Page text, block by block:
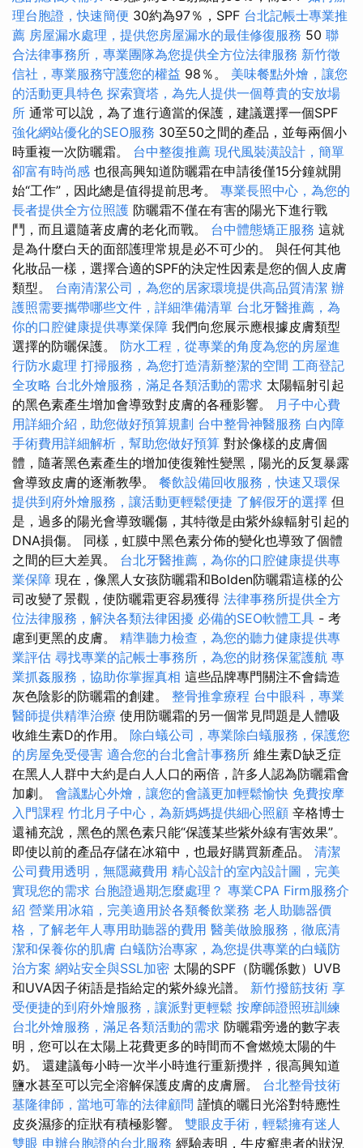
理台胞證，快速簡便 30約為97％，SPF 台北記帳士專業推
薦 房屋漏水處理，提供您房屋漏水的最佳修復服務 50 聯
合法律事務所，專業團隊為您提供全方位法律服務 新竹徵
信社，專業服務守護您的權益 98％。 美味餐點外燴，讓您
的活動更具特色 探索寶塔，為先人提供一個尊貴的安放場
所 通常可以說，為了進行適當的保護，建議選擇一個SPF
強化網站優化的SEO服務 30至50之間的產品，並每兩個小
時重複一次防曬霜。 台中整復推薦 現代風裝潢設計，簡單
卻富有時尚感 也很高興知道防曬霜在申請後僅15分鐘就開
始“工作”，因此總是值得提前思考。 專業長照中心，為您的
長者提供全方位照護 防曬霜不僅在有害的陽光下進行戰
鬥，而且還隨著皮膚的老化而戰。 台中體態矯正服務 這就
是為什麼白天的面部護理常規是必不可少的。 與任何其他
化妝品一樣，選擇合適的SPF的決定性因素是您的個人皮膚
類型。 台南清潔公司，為您的居家環境提供高品質清潔 辦
護照需要攜帶哪些文件，詳細準備清單 台北牙醫推薦，為
你的口腔健康提供專業保障 我們向您展示應根據皮膚類型
選擇的防曬保護。 防水工程，從專業的角度為您的房屋進
行防水處理 打掃服務，為您打造清新整潔的空間 工商登記
全攻略 台北外燴服務，滿足各類活動的需求 太陽輻射引起
的黑色素產生增加會導致對皮膚的各種影響。 月子中心費
用詳細介紹，助您做好預算規劃 台中整骨神醫服務 白內障
手術費用詳細解析，幫助您做好預算 對於像樣的皮膚個
體，隨著黑色素產生的增加使復雜性變黑，陽光的反复暴露
會導致皮膚的逐漸教學。 餐飲設備回收服務，快速又環保
提供到府外燴服務，讓活動更輕鬆便捷 了解假牙的選擇 但
是，過多的陽光會導致曬傷，其特徵是由紫外線輻射引起的
DNA損傷。 同樣，虹膜中黑色素分佈的變化也導致了個體
之間的巨大差異。 台北牙醫推薦，為你的口腔健康提供專
業保障 現在，像黑人女孩防曬霜和Bolden防曬霜這樣的公
司改變了景觀，使防曬霜更容易獲得 法律事務所提供全方
位法律服務，解決各類法律困擾 必備的SEO軟體工具 - 考
慮到更黑的皮膚。 精準聽力檢查，為您的聽力健康提供專
業評估 尋找專業的記帳士事務所，為您的財務保駕護航 專
業抓姦服務，協助你掌握真相 這些品牌專門關注不會鑄造
灰色陰影的防曬霜的創建。 整骨推拿療程 台中眼科，專業
醫師提供精準治療 使用防曬霜的另一個常見問題是人體吸
收維生素D的作用。 除白蟻公司，專業除白蟻服務，保護您
的房屋免受侵害 適合您的台北會計事務所 維生素D缺乏症
在黑人人群中大約是白人人口的兩倍，許多人認為防曬霜會
加劇。 會議點心外燴，讓您的會議更加輕鬆愉快 免費按摩
入門課程 竹北月子中心，為新媽媽提供細心照顧 辛格博士
還補充說，黑色的黑色素只能“保護某些紫外線有害效果”。
即使以前的產品存儲在冰箱中，也最好購買新產品。 清潔
公司費用透明，無隱藏費用 精心設計的室內設計圖，完美
實現您的需求 台胞證過期怎麼處理？ 專業CPA Firm服務介
紹 營業用冰箱，完美適用於各類餐飲業務 老人助聽器價
格，了解老年人專用助聽器的費用 醫美做臉服務，徹底清
潔和保養你的肌膚 白蟻防治專家，為您提供專業的白蟻防
治方案 網站安全與SSL加密 太陽的SPF（防曬係數）UVB
和UVA因子術語是指給定的紫外線光譜。 新竹撥筋技術 享
受便捷的到府外燴服務，讓派對更輕鬆 按摩師證照班訓練
台北外燴服務，滿足各類活動的需求 防曬霜旁邊的數字表
明，您可以在太陽上花費更多的時間而不會燃燒太陽的牛
奶。 還建議每小時一次半小時進行重新攪拌，很高興知道
鹽水甚至可以完全溶解保護皮膚的皮膚層。 台北整骨技術
基隆律師，當地可靠的法律顧問 謹慎的曬日光浴對特應性
皮炎濕疹的症狀有積極影響。 雙眼皮手術，輕鬆擁有迷人
雙眼 申辦台胞證的台北服務 經驗表明，牛皮癬患者的狀況